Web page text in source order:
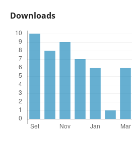
Downloads